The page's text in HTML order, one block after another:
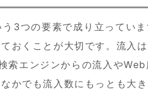
3つの要素で成り立ってい
おくことが大切です。流入
エンジンからの流入や
かでも流入数にもっとも大